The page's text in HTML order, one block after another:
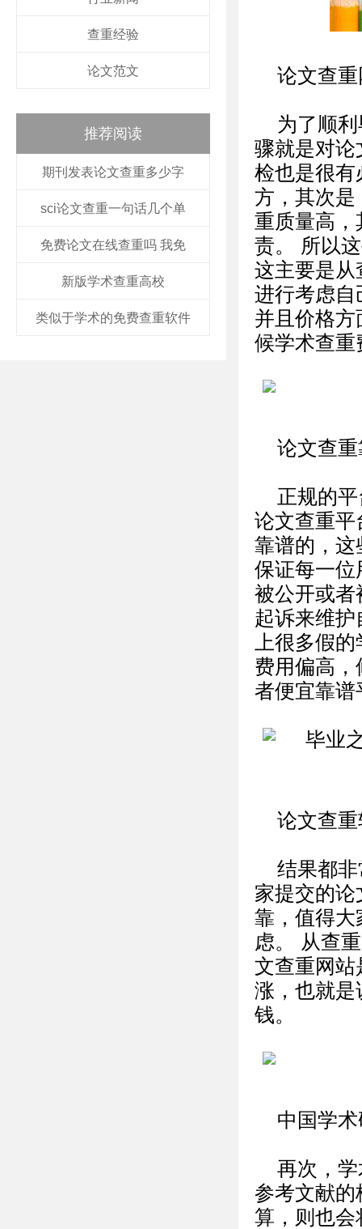
查重经验
论文范文
推荐阅读
期刊发表论文查重多少字
sci论文查重一句话几个单
免费论文在线查重吗 我免
新版学术查重高校
类似于学术的免费查重软件
论文查
为了顺
骤就是对论
检也是很有
方，其次是
重质量高，
责。 所以
这主要是从
进行考虑自
并且价格
候学术查重
论文查
正规的
论文查重平
靠谱的，这
保证每一位
被公开或者
起诉来维
上很多假
费用偏高
者便宜靠
论文查
结果都
家提交的
靠，值得大
虑。 从查
文查重网站
涨，也就是
钱。
中国学
再次，
参考文献的
算，则也会